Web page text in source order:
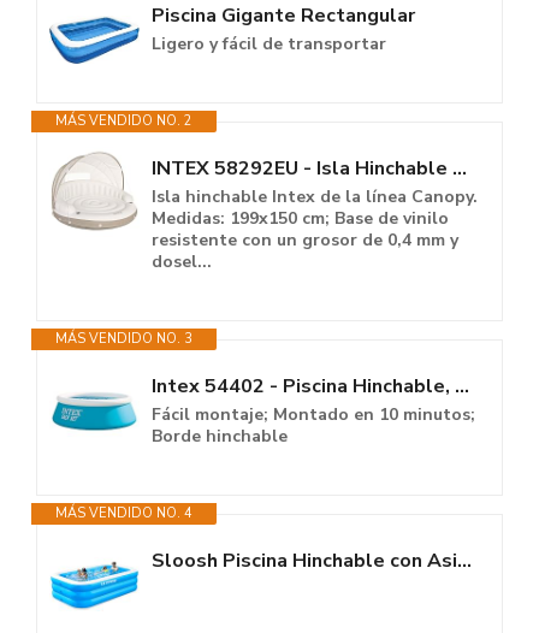
Piscina Gigante Rectangular
Ligero y fácil de transportar
MÁS VENDIDO NO. 2
INTEX 58292EU - Isla Hinchable Canopy Crema - 199x150 cm
Isla hinchable Intex de la línea Canopy.
Medidas: 199x150 cm; Base de vinilo
resistente con un grosor de 0,4 mm y
dosel...
MÁS VENDIDO NO. 3
Intex 54402 - Piscina Hinchable, Ø183x51 cm, 880 litros, Piscina Redonda,...
Fácil montaje; Montado en 10 minutos;
Borde hinchable
MÁS VENDIDO NO. 4
Sloosh Piscina Hinchable con Asientos, 304,8 x 182,8 x 55,8 cm, Piscina...